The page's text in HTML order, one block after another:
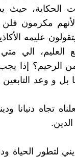
حيث
مكرمون فلن
عليمه
العليم، الي
الرحيم؟ إذا
و وعد التابعين
تجاه دنيانا
لتطور الحياة